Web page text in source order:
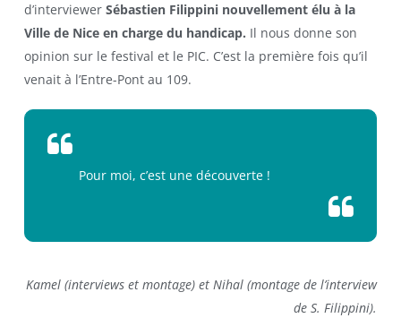
d’interviewer Sébastien Filippini nouvellement élu à la
Ville de Nice en charge du handicap. Il nous donne son
opinion sur le festival et le PIC. C’est la première fois qu’il
venait à l’Entre-Pont au 109.
Pour moi, c’est une découverte !
Kamel (interviews et montage) et Nihal (montage de l’interview
de S. Filippini).